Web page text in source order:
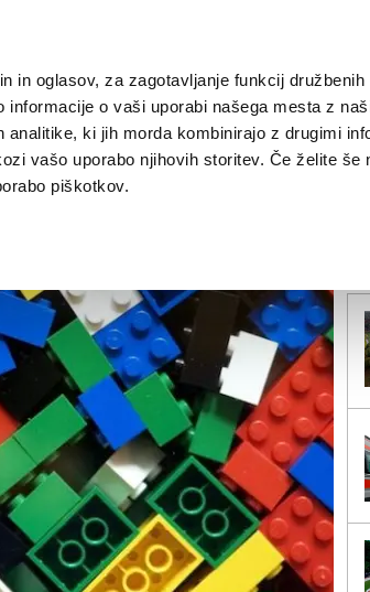
in oglasov, za zagotavljanje funkcij
informacije o vaši uporabi našega mesta z
analitike, ki jih morda kombinirajo z drugimi
vašo uporabo njihovih storitev. Če želite še
piškotkov.
GORIŠKA KULTURA ŠPORT ŠE